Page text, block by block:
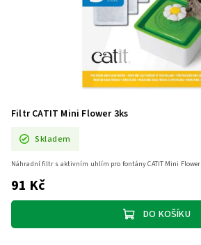
Filtr CATIT Mini Flower 3ks
Skladem
91 Kč
DO KOŠÍKU
Náhradní filtr s aktivním uhlím pro fontány CATIT Mini Flower